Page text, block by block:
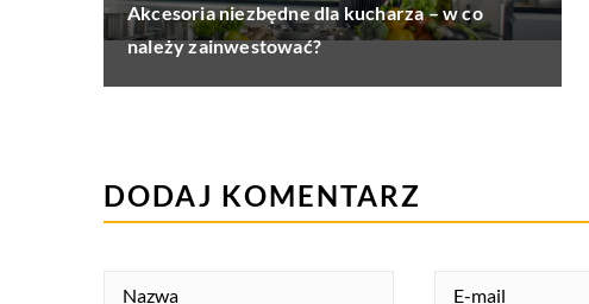
Akcesoria niezbędne dla kucharza – w co
należy zainwestować?
DODAJ KOMENTARZ